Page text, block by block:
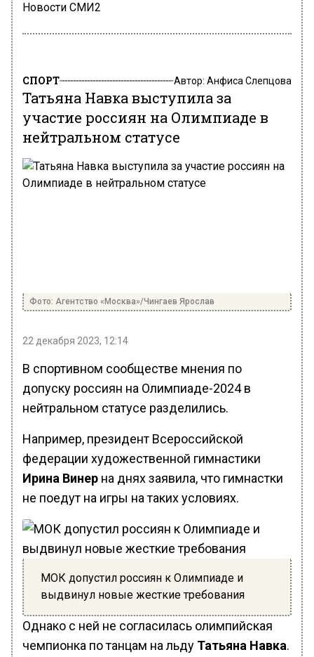
Новости СМИ2
СПОРТ Автор: Анфиса Слепцова
Татьяна Навка выступила за
участие россиян на Олимпиаде в
нейтральном статусе
Фото: Агентство «Москва»/Чингаев Ярослав
22 декабря 2023, 12:14
В спортивном сообществе мнения по
допуску россиян на Олимпиаде-2024 в
нейтральном статусе разделились.
Например, президент Всероссийской
федерации художественной гимнастики
Ирина Винер на днях заявила, что гимнастки
не поедут на игры на таких условиях.
МОК допустил россиян к Олимпиаде и
выдвинул новые жесткие требования
Однако с ней не согласилась олимпийская
чемпионка по танцам на льду Татьяна Навка.